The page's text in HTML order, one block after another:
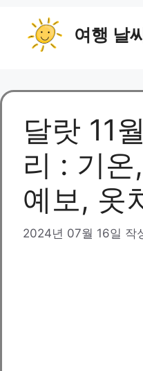
너
여행 날
달랏 11
리 : 기
예보, 옷
2024년 07월 16일 작